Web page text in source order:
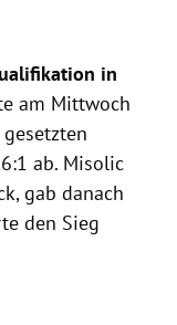
in
am Mittwoch
ab. Misolic
gab danach
den Sieg